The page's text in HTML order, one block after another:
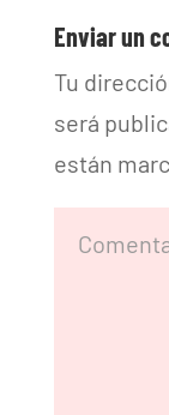
Enviar un
Tu
será
están